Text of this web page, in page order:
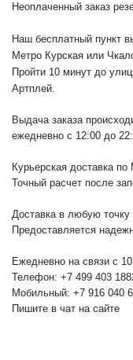
Неоплаченный заказ
Наш бесплатный пункт
Метро Курская или
Пройти 10 минут до
Артплей.
Выдача заказа
ежедневно с 12:00 до
Курьерская доставка по
Точный расчет после
Доставка в любую
Предоставляется
Ежедневно на связи с
Телефон: +7 499 403
Мобильный: +7 916 040
Пишите в чат на сайте